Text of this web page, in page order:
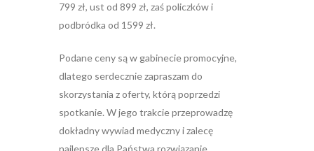
799 zł, ust od 899 zł, zaś policzków i
podbródka od 1599 zł.
Podane ceny są w gabinecie promocyjne,
dlatego serdecznie zapraszam do
skorzystania z oferty, którą poprzedzi
spotkanie. W jego trakcie przeprowadzę
dokładny wywiad medyczny i zalecę